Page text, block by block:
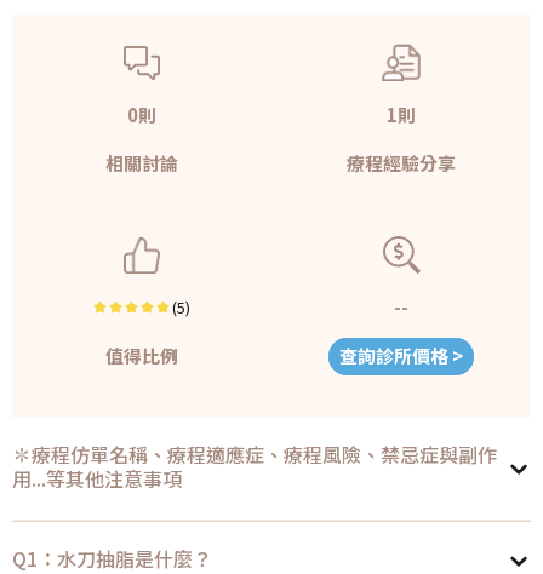
0則
相關討論
1則
療程經驗分享
(5)
值得比例
--
查詢診所價格 >
✽療程仿單名稱、療程適應症、療程風險、禁忌症與副作
用...等其他注意事項
Q1：水刀抽脂是什麼？